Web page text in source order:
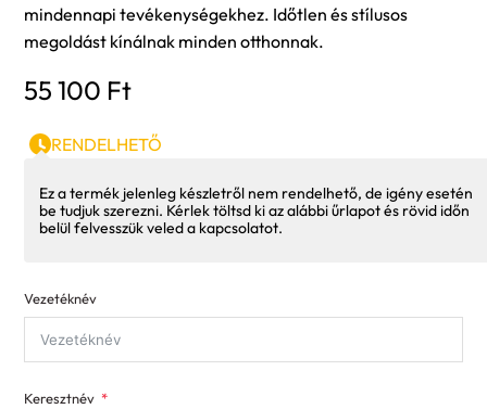
mindennapi tevékenységekhez. Időtlen és stílusos
megoldást kínálnak minden otthonnak.
55 100 Ft
RENDELHETŐ
Ez a termék jelenleg készletről nem rendelhető, de igény esetén
be tudjuk szerezni. Kérlek töltsd ki az alábbi űrlapot és rövid időn
belül felvesszük veled a kapcsolatot.
Vezetéknév
Keresztnév